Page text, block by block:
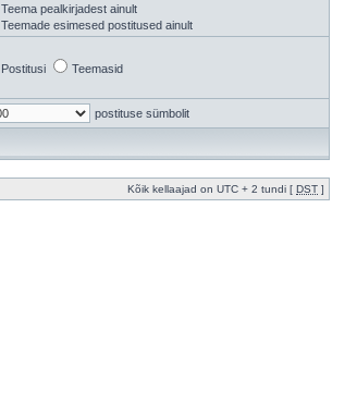
Teema pealkirjadest ainult
Teemade esimesed postitused ainult
Postitusi Teemasid
postituse sümbolit
Kõik kellaajad on UTC + 2 tundi [ DST ]